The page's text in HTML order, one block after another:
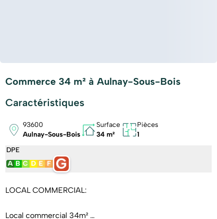
Commerce 34 m² à Aulnay-Sous-Bois
Caractéristiques
93600
Aulnay-Sous-Bois
Surface
34 m²
Pièces
1
DPE
A B C D E F G
LOCAL COMMERCIAL:
Local commercial 34m²